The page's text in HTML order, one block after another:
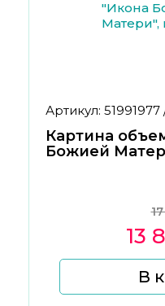
Артикул: 51991977
Картина
Божией
13
В